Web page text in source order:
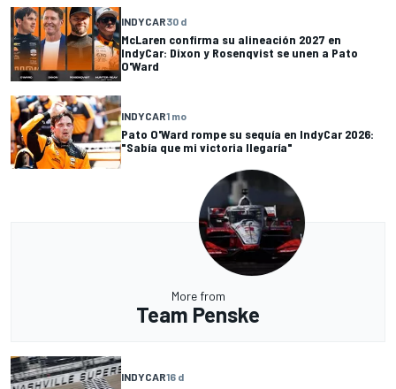
INDYCAR30 d
McLaren confirma su alineación 2027 en
IndyCar: Dixon y Rosenqvist se unen a Pato
O'Ward
INDYCAR1 mo
Pato O'Ward rompe su sequía en IndyCar 2026:
"Sabía que mi victoria llegaría"
More from
Team Penske
INDYCAR16 d